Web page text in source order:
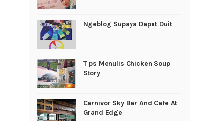
Ngeblog Supaya Dapat Duit
Tips Menulis Chicken Soup
Story
Carnivor Sky Bar And Cafe At
Grand Edge